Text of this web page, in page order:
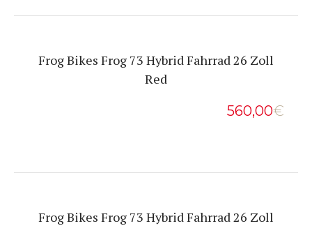
Frog Bikes Frog 73 Hybrid Fahrrad 26 Zoll
Red
560,00€
Frog Bikes Frog 73 Hybrid Fahrrad 26 Zoll